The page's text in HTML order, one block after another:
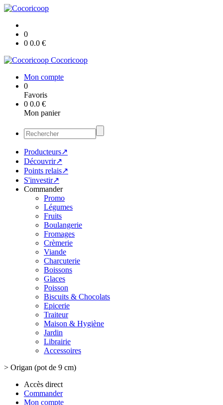
0
0 0.0 €
Cocoricoop
Mon compte
0
Favoris
0 0.0 €
Mon panier
Producteurs↗
Découvrir↗
Points relais↗
S'investir↗
Commander
Promo
Légumes
Fruits
Boulangerie
Fromages
Crèmerie
Viande
Charcuterie
Boissons
Glaces
Poisson
Biscuits & Chocolats
Epicerie
Traiteur
Maison & Hygiène
Jardin
Librairie
Accessoires
> Origan (pot de 9 cm)
Accès direct
Commander
Mon compte